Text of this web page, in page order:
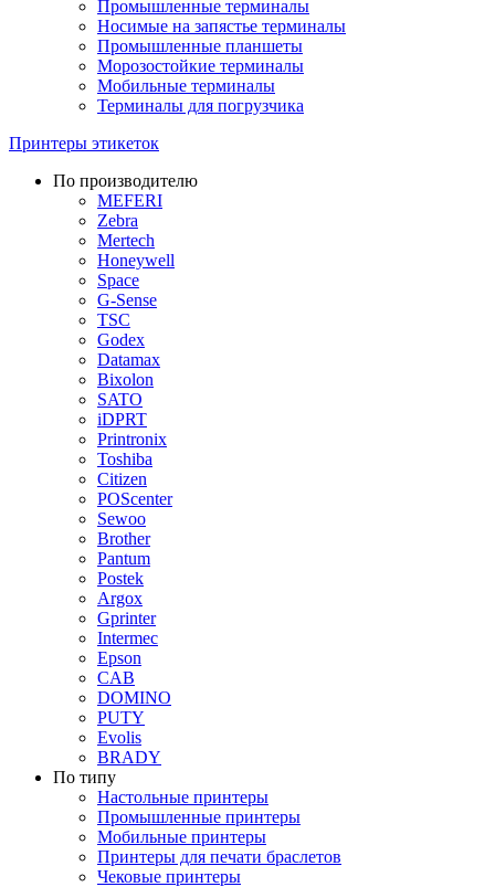
Промышленные терминалы
Носимые на запястье терминалы
Промышленные планшеты
Морозостойкие терминалы
Мобильные терминалы
Терминалы для погрузчика
Принтеры этикеток
По производителю
MEFERI
Zebra
Mertech
Honeywell
Space
G-Sense
TSC
Godex
Datamax
Bixolon
SATO
iDPRT
Printronix
Toshiba
Citizen
POScenter
Sewoo
Brother
Pantum
Postek
Argox
Gprinter
Intermec
Epson
CAB
DOMINO
PUTY
Evolis
BRADY
По типу
Настольные принтеры
Промышленные принтеры
Мобильные принтеры
Принтеры для печати браслетов
Чековые принтеры